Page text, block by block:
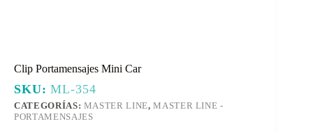
Clip Portamensajes Mini Car
SKU:ML-354
CATEGORÍAS: MASTER LINE,MASTER LINE -
PORTAMENSAJES